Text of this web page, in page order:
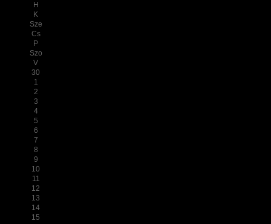
H
K
Sze
Cs
P
Szo
V
30
1
2
3
4
5
6
7
8
9
10
11
12
13
14
15